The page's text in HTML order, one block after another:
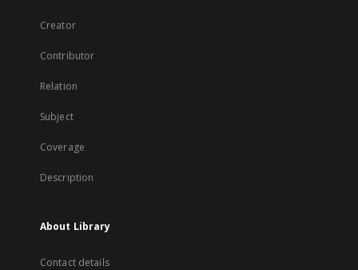
Creator
Contributor
Relation
Subject
Coverage
Description
About Library
Contact details